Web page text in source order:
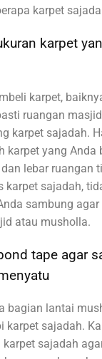
karpet
karpet
karpet,
ruangan
karpet sajadah.
karpet yang Anda
lebar ruangan
karpet sajadah,
sambung
atau musholla.
tape agar
bagian lantai
karpet sajadah.
sajadah